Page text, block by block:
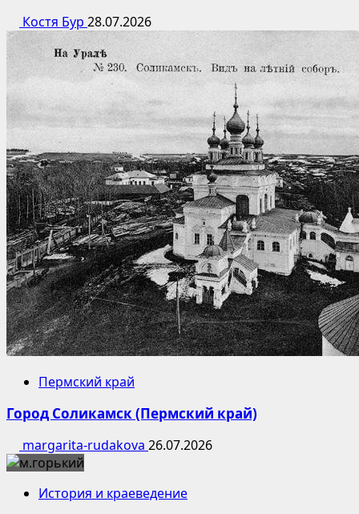
Костя Бур 28.07.2026
Пермский край
Город Соликамск (Пермский край)
margarita-rudakova 26.07.2026
История и краеведение